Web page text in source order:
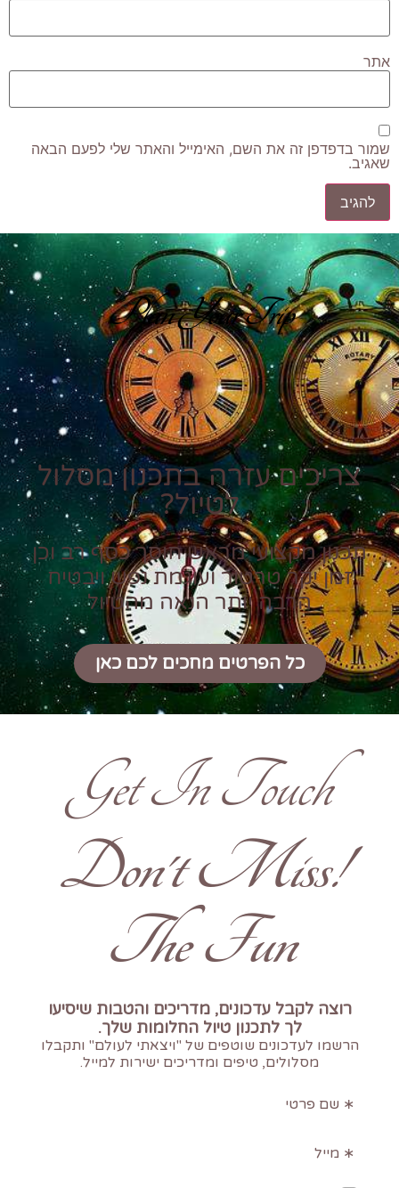
אתר
שמור בדפדפן זה את השם, האימייל והאתר שלי לפעם הבאה
שאגיב.
Plan Your Trip
צריכים עזרה בתכנון מסלול
לטיול?
תכנון מקצועי מראש חוסך כסף רב וכן
זמן יקר טרטור ועוגמת נפש ויבטיח
הרבה יותר הנאה מהטיול
כל הפרטים מחכים לכם כאן
Get In Touch
!Don't Miss
The Fun